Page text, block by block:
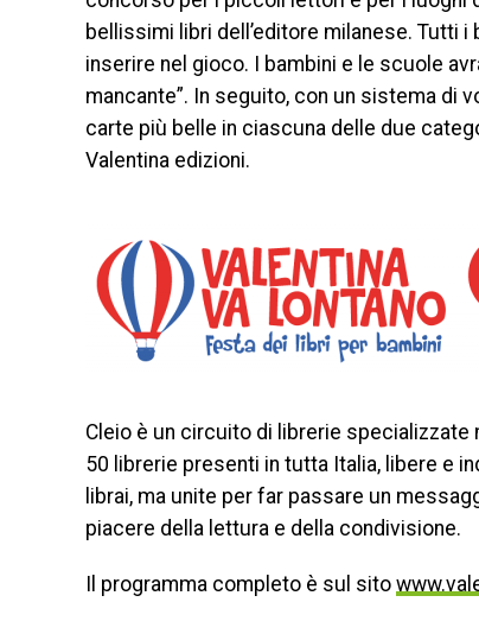
bellissimi libri dell’editore milanese. Tutti i
inserire nel gioco. I bambini e le scuole
mancante”. In seguito, con un sistema di
carte più belle in ciascuna delle due
Valentina edizioni.
Cleio è un circuito di librerie specializzate
50 librerie presenti in tutta Italia, libere e
librai, ma unite per far passare un
piacere della lettura e della condivisione.
Il programma completo è sul sito